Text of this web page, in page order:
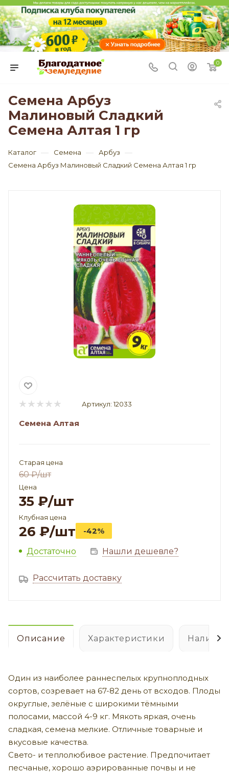
0
Семена Арбуз
Малиновый Сладкий
Семена Алтая 1 гр
Каталог — Семена — Арбуз —
Семена Арбуз Малиновый Сладкий Семена Алтая 1 гр
Артикул: 12033
Семена Алтая
Старая цена
60₽/шт
Цена
35 ₽/шт
Клубная цена
26 ₽/шт -42%
Достаточно Нашли дешевле?
Рассчитать доставку
Описание Характеристики
Один из наиболее раннеспелых крупноплодных
сортов, созревает на 67-82 день от всходов. Плоды
округлые, зелёные с широкими тёмными
полосами, массой 4-9 кг. Мякоть яркая, очень
сладкая, семена мелкие. Отличные товарные и
вкусовые качества.
Свето- и теплолюбивое растение. Предпочитает
песчаные, хорошо аэрированные почвы и не